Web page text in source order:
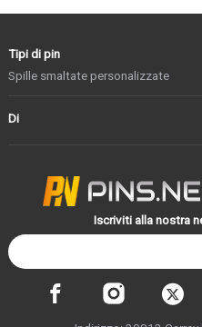
Tipi di pin
Spille smaltate personalizzate
Di
Iscriviti alla nostra